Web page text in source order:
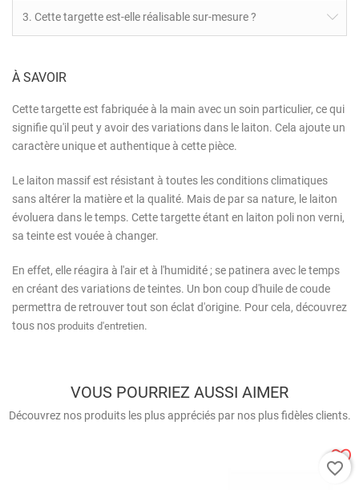
3. Cette targette est-elle réalisable sur-mesure ?
À SAVOIR
Cette targette est fabriquée à la main avec un soin particulier, ce qui
signifie qu'il peut y avoir des variations dans le laiton. Cela ajoute un
caractère unique et authentique à cette pièce.
Le laiton massif est résistant à toutes les conditions climatiques
sans altérer la matière et la qualité. Mais de par sa nature, le laiton
évoluera dans le temps. Cette targette étant en laiton poli non verni,
sa teinte est vouée à changer.
En effet, elle réagira à l'air et à l'humidité ; se patinera avec le temps
en créant des variations de teintes. Un bon coup d'huile de coude
permettra de retrouver tout son éclat d'origine. Pour cela, découvrez
tous nos produits d'entretien.
VOUS POURRIEZ AUSSI AIMER
Découvrez nos produits les plus appréciés par nos plus fidèles clients.
favorite_border